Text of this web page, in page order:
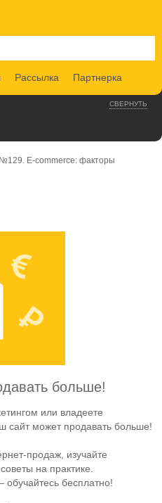
Рассылка Партнерка
СВЕРНУТЬ
E-commerce: факторы
больше!
или владеете
сайт может продавать больше!
продаж, изучайте
на практике.
бесплатно!